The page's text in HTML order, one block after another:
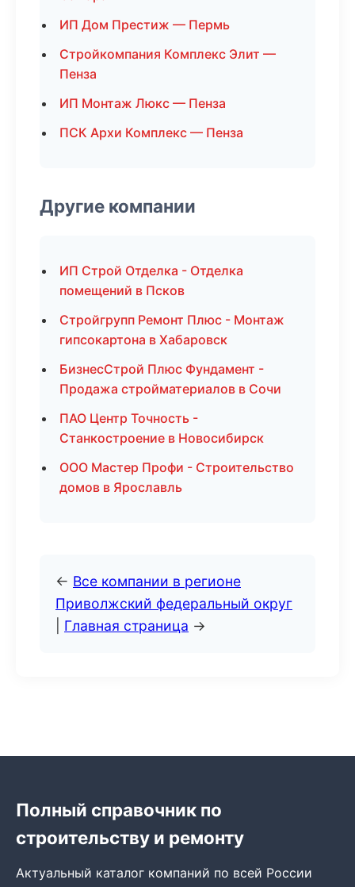
ИП Дом Престиж — Пермь
Стройкомпания Комплекс Элит —
Пенза
ИП Монтаж Люкс — Пенза
ПСК Архи Комплекс — Пенза
Другие компании
ИП Строй Отделка - Отделка
помещений в Псков
Стройгрупп Ремонт Плюс - Монтаж
гипсокартона в Хабаровск
БизнесСтрой Плюс Фундамент -
Продажа стройматериалов в Сочи
ПАО Центр Точность -
Станкостроение в Новосибирск
ООО Мастер Профи - Строительство
домов в Ярославль
← Все компании в регионе
Приволжский федеральный округ
Главная страница →
Полный справочник по
строительству и ремонту
Актуальный каталог компаний по всей России